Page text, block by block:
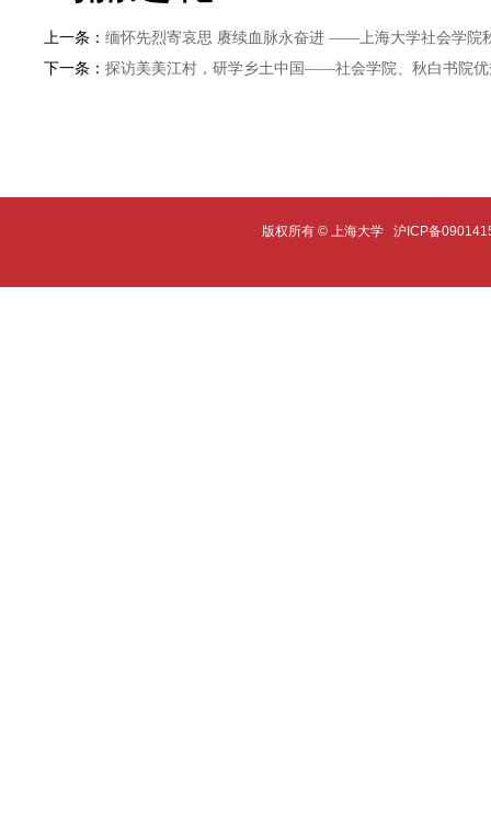
上一条： 缅怀先烈寄哀思 赓续血脉永奋进 ——上海大学社会学院
下一条： 探访美美江村，研学乡土中国——社会学院、秋白书院
版权所有 © 上海大学 沪ICP备